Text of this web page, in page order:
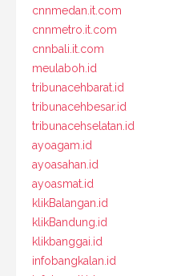
cnnmedan.it.com
cnnmetro.it.com
cnnbali.it.com
meulaboh.id
tribunacehbarat.id
tribunacehbesar.id
tribunacehselatan.id
ayoagam.id
ayoasahan.id
ayoasmat.id
klikBalangan.id
klikBandung.id
klikbanggai.id
infobangkalan.id